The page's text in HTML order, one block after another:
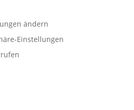
ändern
Einstellungen